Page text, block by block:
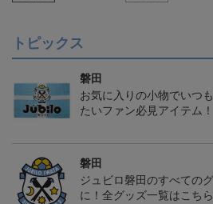
トピックス
磐田
お気に入りの小物でいつ
たいファン必見アイテム！
磐田
ジュビロ磐田のすべての
に！全グッズ一覧はこちら